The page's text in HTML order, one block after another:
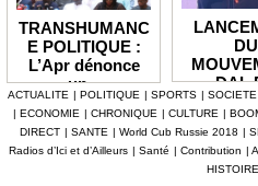
TRANSHUMANC
E POLITIQUE :
L’Apr dénonce
un «
détournement de
la volonté
populaire » et
réclame une
DU
DAL
maire de
ACTUALITE | POLITIQUE | SPORTS | SOCIETE
| ECONOMIE | CHRONIQUE | CULTURE |
DIRECT | SANTE | World Cub Russie 2018 |
Radios d’Ici et d’Ailleurs | Santé | Contribution |
HISTOIRE